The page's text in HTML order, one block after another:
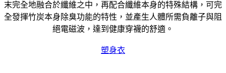
末完全地融合於纖維之中，再配合纖維本身的特殊結構，可完
全發揮竹炭本身除臭功能的特性，並產生人體所需負離子與阻
絕電磁波，達到健康穿襪的舒適。
塑身衣